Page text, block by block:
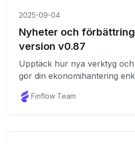
2025-09-04
Nyheter och
version v0.87
Upptäck hur nya verktyg
gör din ekonomihantering
Finflow Team